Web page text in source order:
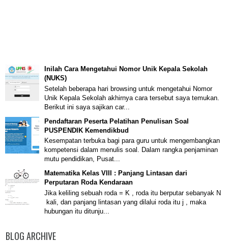
Inilah Cara Mengetahui Nomor Unik Kepala Sekolah
(NUKS)
Setelah beberapa hari browsing untuk mengetahui Nomor
Unik Kepala Sekolah akhirnya cara tersebut saya temukan.
Berikut ini saya sajikan car...
Pendaftaran Peserta Pelatihan Penulisan Soal
PUSPENDIK Kemendikbud
Kesempatan terbuka bagi para guru untuk mengembangkan
kompetensi dalam menulis soal. Dalam rangka penjaminan
mutu pendidikan, Pusat...
Matematika Kelas VIII : Panjang Lintasan dari
Perputaran Roda Kendaraan
Jika keliling sebuah roda = K , roda itu berputar sebanyak N
kali, dan panjang lintasan yang dilalui roda itu j , maka
hubungan itu ditunju...
BLOG ARCHIVE